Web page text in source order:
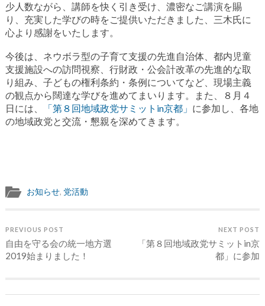
少人数ながら、講師を快く引き受け、濃密なご講演を賜
り、充実した学びの時をご提供いただきました、三木氏に
心より感謝をいたします。
今後は、ネウボラ型の子育て支援の先進自治体、都内児童
支援施設への訪問視察、行財政・公会計改革の先進的な取
り組み、子どもの権利条約・条例についてなど、現場主義
の観点から闊達な学びを進めてまいります。また、８月４
日には、
「第８回地域政党サミットin京都」 に参加し、各地
の地域政党と交流・懇親を深めてきます。
お知らせ, 党活動
PREVIOUS POST
自由を守る会の統一地方選
2019始まりました！
NEXT POST
「第８回地域政党サミットin京
都」に参加